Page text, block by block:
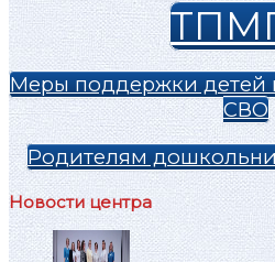
Меры поддержки детей
СВО
Родителям
Новости центра